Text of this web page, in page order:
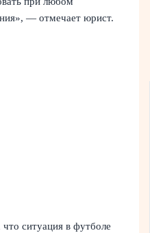
— отмечает юрист.
ситуация в футболе